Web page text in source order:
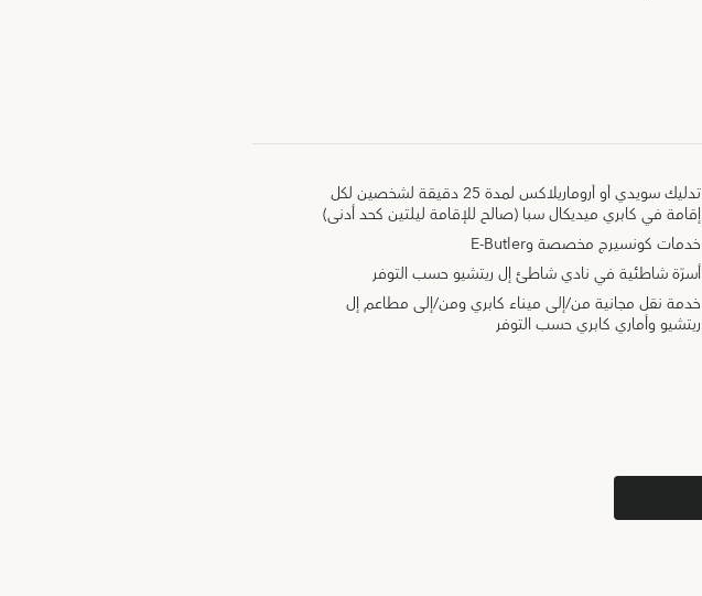
تدليك سويدي أو أروماريلاكس لمدة 25 دقيقة لشخصين لكل
إقامة في كابري ميديكال سبا (صالح للإقامة ليلتين كحد أدنى)
خدمات كونسيرج مخصصة وE-Butler
أسرّة شاطئية في نادي شاطئ إل ريتشيو حسب التوفر
خدمة نقل مجانية من/إلى ميناء كابري ومن/إلى مطاعم إل
ريتشيو وأماري كابري حسب التوفر